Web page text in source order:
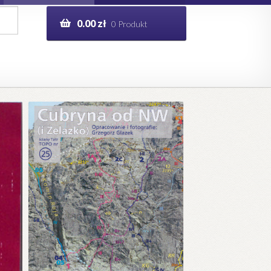
0.00zł 0 Produkt
Help in English